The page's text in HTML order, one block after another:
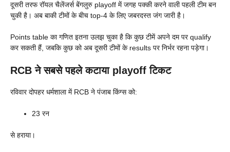
दूसरी तरफ रॉयल चैलेंजर्स बेंगलुरु playoff में जगह पक्की करने वाली पहली टीम बन
चुकी है। अब बाकी टीमों के बीच top-4 के लिए जबरदस्त जंग जारी है।
Points table का गणित इतना उलझ चुका है कि कुछ टीमें अपने दम पर qualify
कर सकती हैं, जबकि कुछ को अब दूसरी टीमों के results पर निर्भर रहना पड़ेगा।
RCB ने सबसे पहले कटाया playoff टिकट
रविवार दोपहर धर्मशाला में RCB ने पंजाब किंग्स को:
23 रन
से हराया।